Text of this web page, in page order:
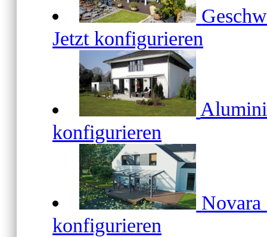
Jetzt konfigurieren
konfigurieren
Novara
konfigurieren